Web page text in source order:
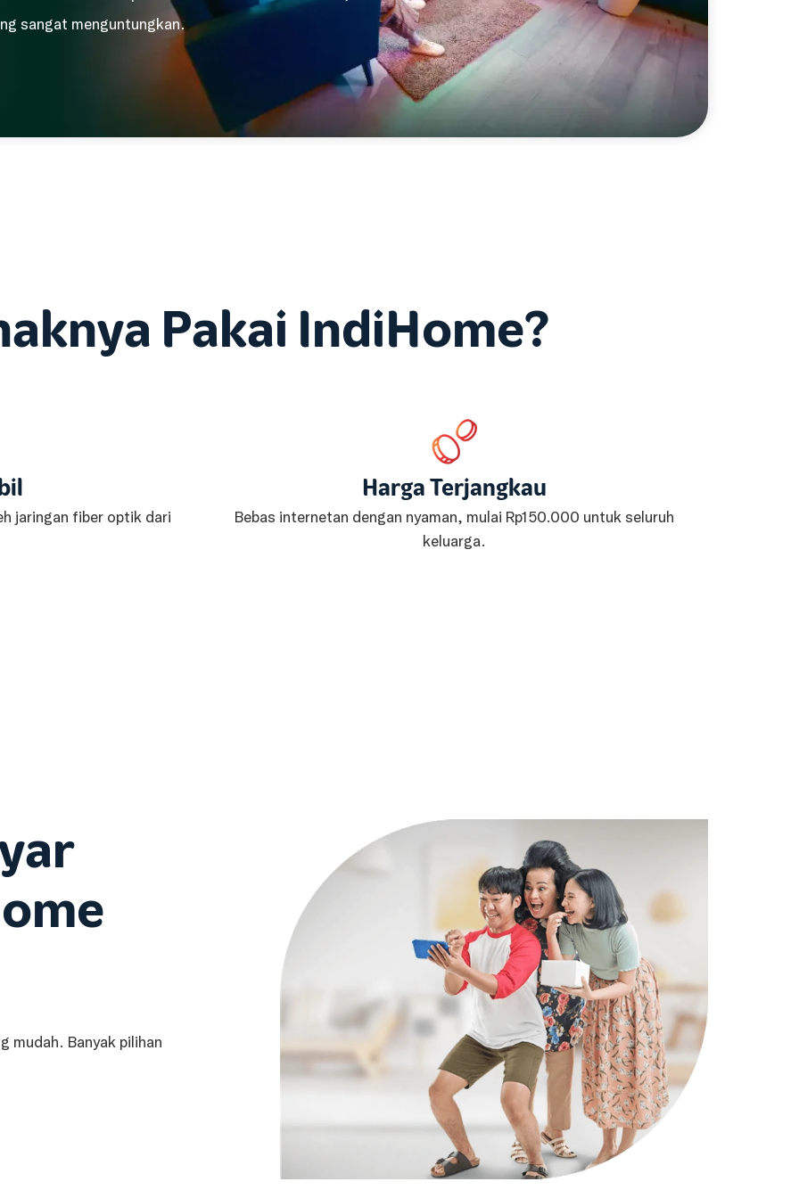
sangat menguntungkan.
Pakai IndiHome?
jaringan fiber optik dari
Harga Terjangkau
Bebas internetan dengan nyaman, mulai Rp150.000 untuk seluruh
keluarga.
mudah. Banyak pilihan